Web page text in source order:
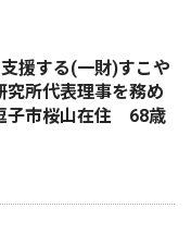
援する(一財)すこや
究所代表理事を務め
市桜山在住 68歳